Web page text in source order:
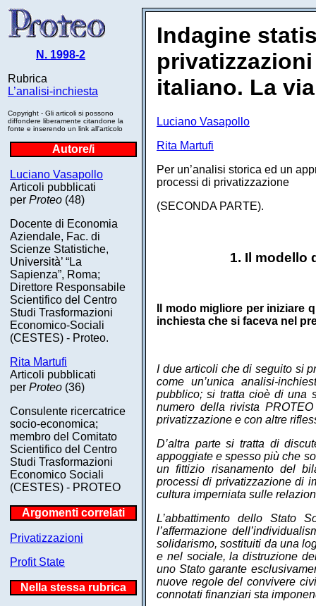
N. 1998-2
Rubrica
L’analisi-inchiesta
Copyright - Gli articoli si possono
diffondere liberamente citandone la
fonte e inserendo un link all'articolo
Autore/i
Luciano Vasapollo
Articoli pubblicati
per Proteo (48)
Docente di Economia
Aziendale, Fac. di
Scienze Statistiche,
Università’ “La
Sapienza”, Roma;
Direttore Responsabile
Scientifico del Centro
Studi Trasformazioni
Economico-Sociali
(CESTES) - Proteo.
Rita Martufi
Articoli pubblicati
per Proteo (36)
Consulente ricercatrice
socio-economica;
membro del Comitato
Scientifico del Centro
Studi Trasformazioni
Economico Sociali
(CESTES) - PROTEO
Argomenti correlati
Privatizzazioni
Profit State
Nella stessa rubrica
Indagine
italiano. La
Luciano Vasapollo
Rita Martufi
Per un’analisi storica ed un
processi di privatizzazione
(SECONDA PARTE).
1. Il modello
Il modo migliore per iniziare
inchiesta che si faceva nel
I due articoli che di seguito si
come un’unica analisi-
pubblico; si tratta cioè di una
numero della rivista
privatizzazione e con altre
D’altra parte si tratta di
appoggiate e spesso più che
un fittizio risanamento del
processi di privatizzazione di
cultura imperniata sulle
L’abbattimento dello Stato
l’affermazione
solidarismo, sostituiti da una
e nel sociale, la distruzione
uno Stato garante
nuove regole del convivere
connotati finanziari sta